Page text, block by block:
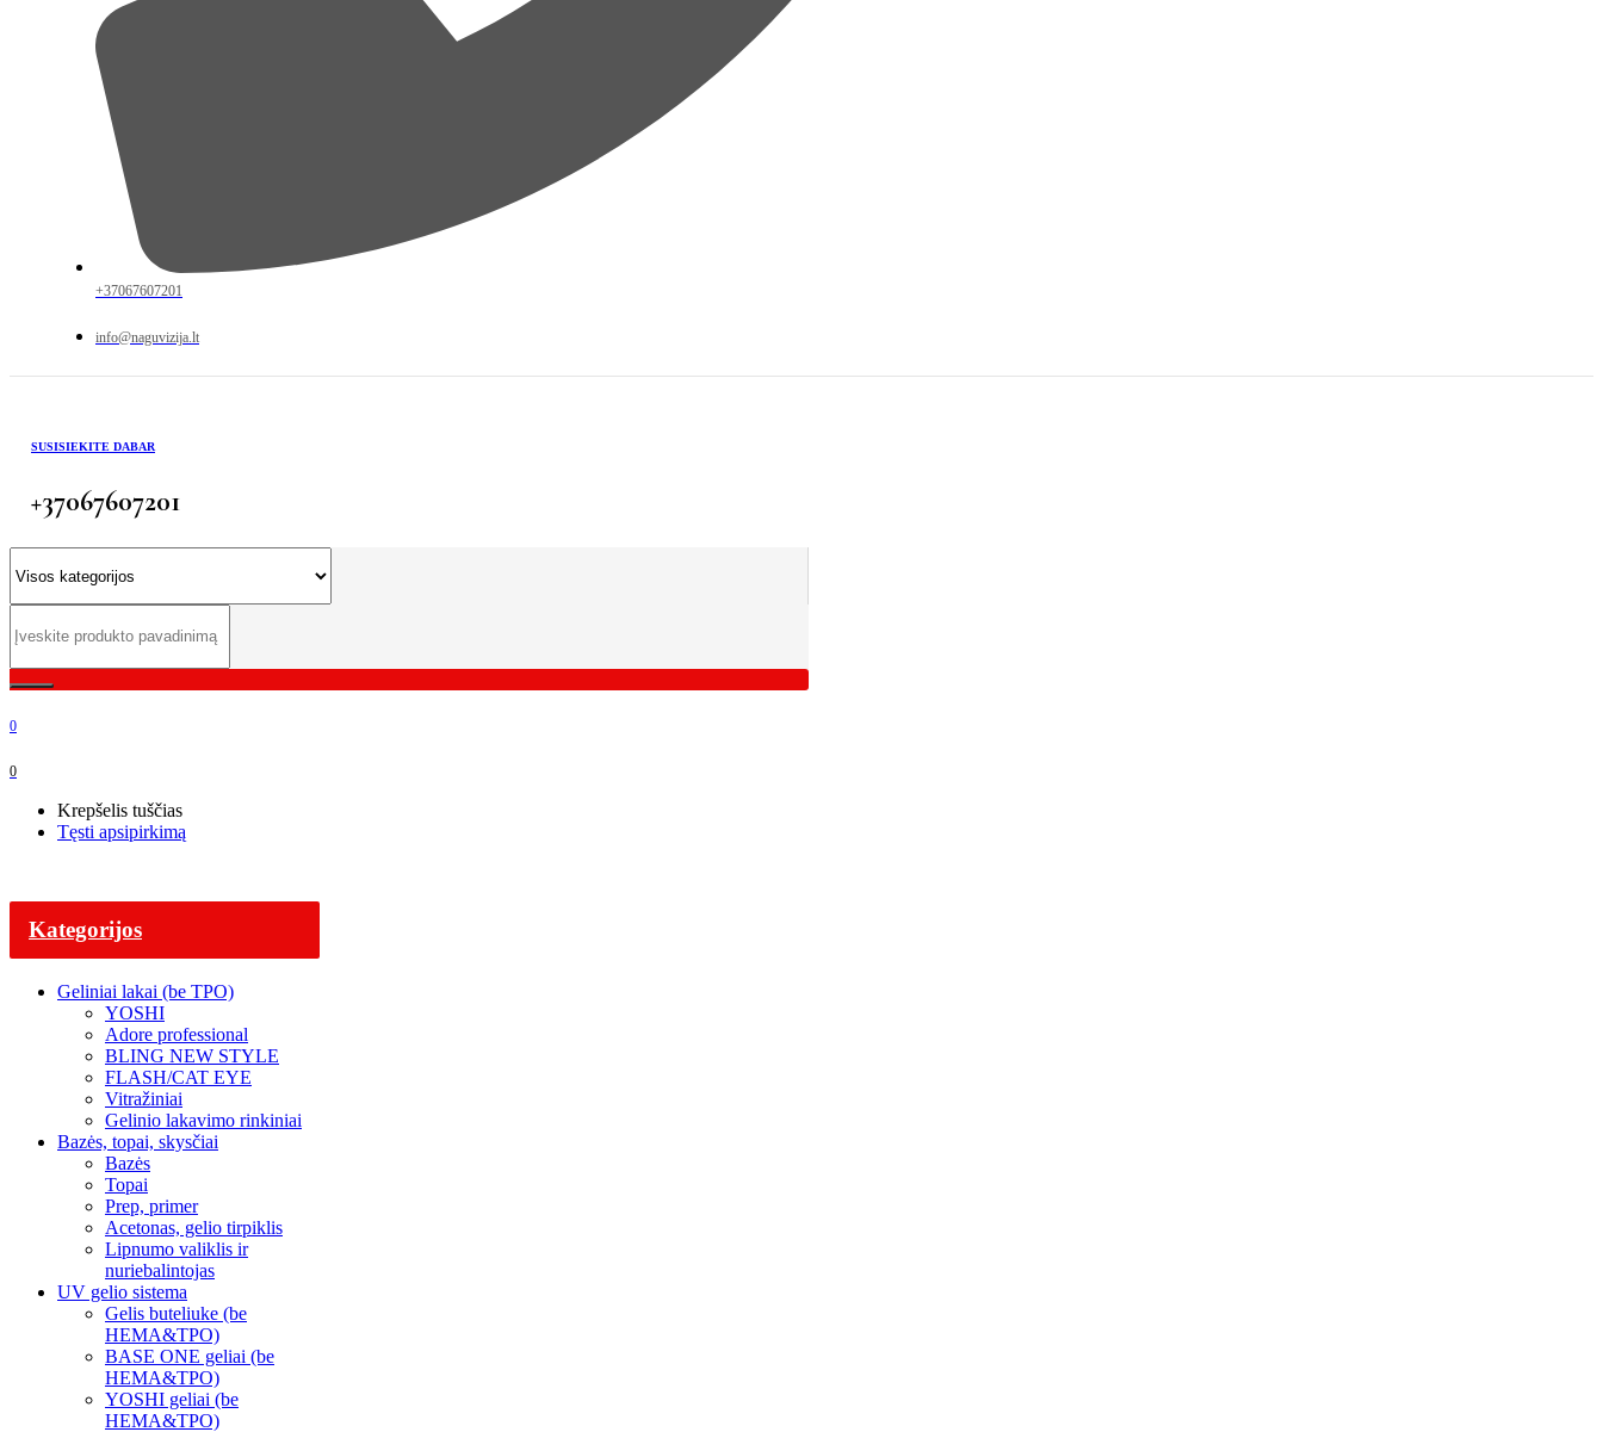
+37067607201
info@naguvizija.lt
SUSISIEKITE DABAR
+37067607201
0
0
Krepšelis tuščias
Tęsti apsipirkimą
Kategorijos
Geliniai lakai (be TPO)
YOSHI
Adore professional
BLING NEW STYLE
FLASH/CAT EYE
Vitražiniai
Gelinio lakavimo rinkiniai
Bazės, topai, skysčiai
Bazės
Topai
Prep, primer
Acetonas, gelio tirpiklis
Lipnumo valiklis ir
nuriebalintojas
UV gelio sistema
Gelis buteliuke (be
HEMA&TPO)
BASE ONE geliai (be
HEMA&TPO)
YOSHI geliai (be
HEMA&TPO)